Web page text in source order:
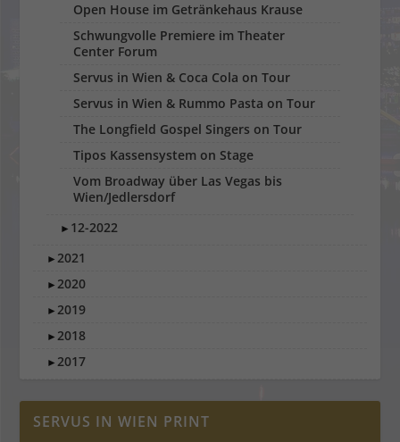
Open House im Getränkehaus Krause
Schwungvolle Premiere im Theater
Center Forum
Servus in Wien & Coca Cola on Tour
Servus in Wien & Rummo Pasta on Tour
The Longfield Gospel Singers on Tour
Tipos Kassensystem on Stage
Vom Broadway über Las Vegas bis
Wien/Jedlersdorf
► 12-2022
►2021
►2020
►2019
►2018
►2017
SERVUS IN WIEN PRINT